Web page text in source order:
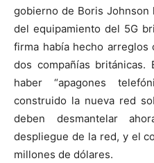
gobierno de Boris Johnson
del equipamiento del 5G
firma había hecho arreglos
dos compañías británicas.
haber “apagones
construido la nueva red
deben desmantelar
despliegue de la red, y el
millones de dólares.